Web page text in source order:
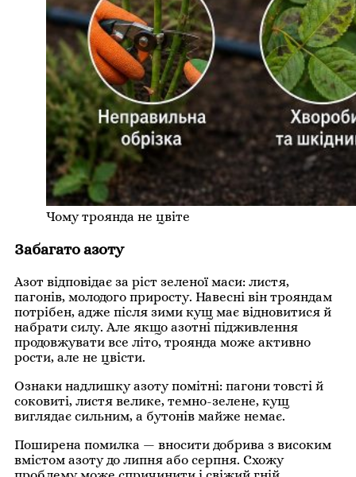
Чому троянда не цвіте
Забагато азоту
Азот відповідає за ріст зеленої маси: листя,
пагонів, молодого приросту. Навесні він трояндам
потрібен, адже після зими кущ має відновитися й
набрати силу. Але якщо азотні підживлення
продовжувати все літо, троянда може активно
рости, але не цвісти.
Ознаки надлишку азоту помітні: пагони товсті й
соковиті, листя велике, темно-зелене, кущ
виглядає сильним, а бутонів майже немає.
Поширена помилка — вносити добрива з високим
вмістом азоту до липня або серпня. Схожу